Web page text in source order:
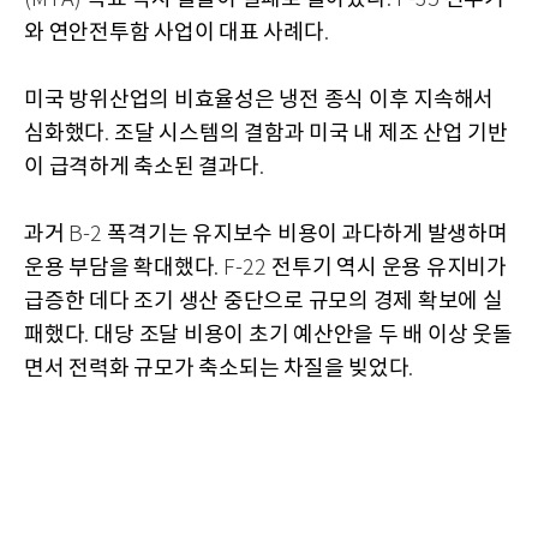
와 연안전투함 사업이 대표 사례다.
미국 방위산업의 비효율성은 냉전 종식 이후 지속해서
심화했다. 조달 시스템의 결함과 미국 내 제조 산업 기반
이 급격하게 축소된 결과다.
과거 B-2 폭격기는 유지보수 비용이 과다하게 발생하며
운용 부담을 확대했다. F-22 전투기 역시 운용 유지비가
급증한 데다 조기 생산 중단으로 규모의 경제 확보에 실
패했다. 대당 조달 비용이 초기 예산안을 두 배 이상 웃돌
면서 전력화 규모가 축소되는 차질을 빚었다.